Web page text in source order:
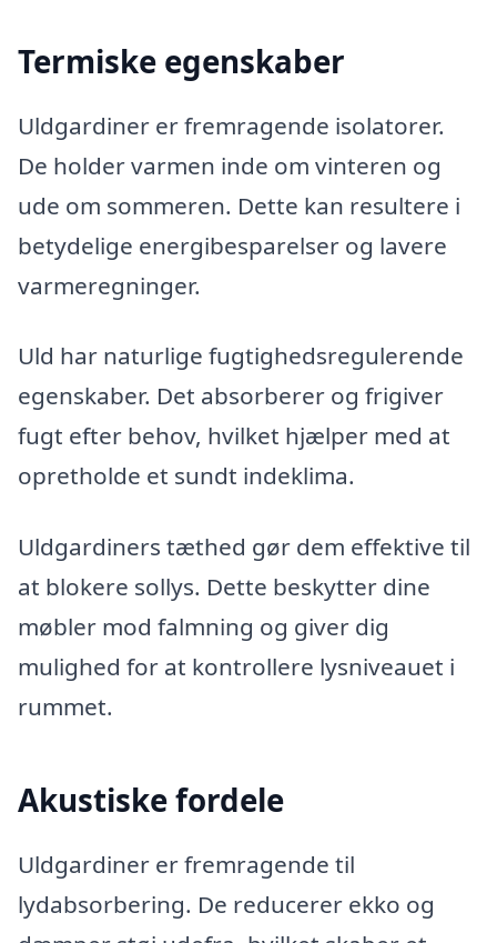
Termiske egenskaber
Uldgardiner er fremragende isolatorer.
De holder varmen inde om vinteren og
ude om sommeren. Dette kan resultere i
betydelige energibesparelser og lavere
varmeregninger.
Uld har naturlige fugtighedsregulerende
egenskaber. Det absorberer og frigiver
fugt efter behov, hvilket hjælper med at
opretholde et sundt indeklima.
Uldgardiners tæthed gør dem effektive til
at blokere sollys. Dette beskytter dine
møbler mod falmning og giver dig
mulighed for at kontrollere lysniveauet i
rummet.
Akustiske fordele
Uldgardiner er fremragende til
lydabsorbering. De reducerer ekko og